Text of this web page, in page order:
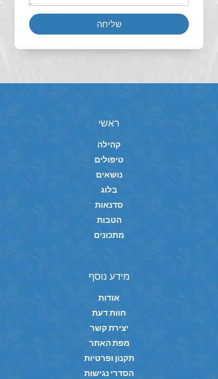
שליחה
ראשי
קהילה
טיפולים
נושאים
בלוג
סדנאות
הטבות
מתכונים
מידע נוסף
אודות
חוות דעת
יצירת קשר
מפת האתר
תקנון ופרטיות
הסדרי נגישות